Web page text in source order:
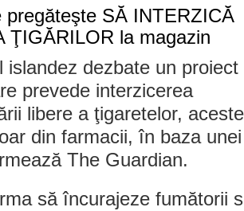
islandez dezbate un proiect
prevede interzicerea
libere a ţigaretelor,
din farmacii, în baza
The Guardian.
să încurajeze fumătorii